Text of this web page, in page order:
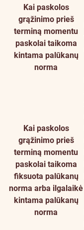
Kai paskolos
grąžinimo prieš
terminą momentu
paskolai taikoma
kintama palūkanų
norma
Kai paskolos
grąžinimo prieš
terminą momentu
paskolai taikoma
fiksuota palūkanų
norma arba ilgalaikė
kintama palūkanų
norma